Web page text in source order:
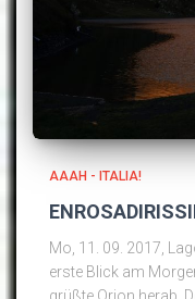
AAAH - ITALIA!
Mo, 11. 09. 2017,
erste Blick am